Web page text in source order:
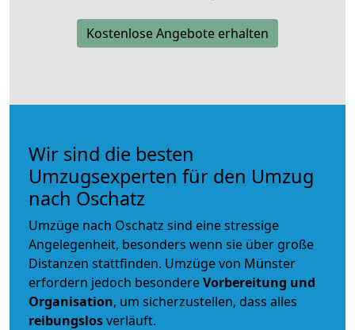
Kostenlose Angebote erhalten
Wir sind die besten
Umzugsexperten für den Umzug
nach Oschatz
Umzüge nach Oschatz sind eine stressige
Angelegenheit, besonders wenn sie über große
Distanzen stattfinden. Umzüge von Münster
erfordern jedoch besondereVorbereitung und
Organisation, um sicherzustellen, dass alles
reibungslosverläuft.